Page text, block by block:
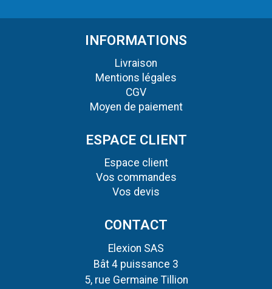
INFORMATIONS
Livraison
Mentions légales
CGV
Moyen de paiement
ESPACE CLIENT
Espace client
Vos commandes
Vos devis
CONTACT
Elexion SAS
Bât 4 puissance 3
5, rue Germaine Tillion